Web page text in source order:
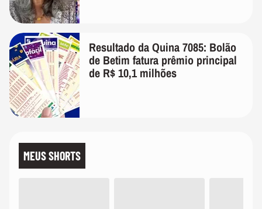
Resultado da Quina 7085: Bolão
de Betim fatura prêmio principal
de R$ 10,1 milhões
MEUS SHORTS